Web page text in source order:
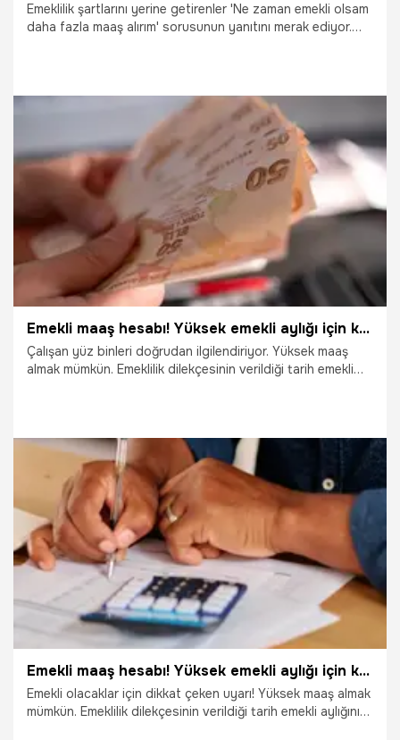
Emeklilik şartlarını yerine getirenler 'Ne zaman emekli olsam
daha fazla maaş alırım' sorusunun yanıtını merak ediyor.
yılında emeklilik zamanı dolmasına rağmen 2025'i beklemek
mi, yoksa hemen emekli olmak mı avantajlı? Hesap ortada.
Güncelleme katsayısı farkı sebebiyle hangi yıl öne çıkıyor?
İşte cevabı...
18.08.2024 Çalışma Hayatı
Emekli maaş hesabı! Yüksek emekli aylığı için kritik formül, yapan daha fazla maaş alıyor
Çalışan yüz binleri doğrudan ilgilendiriyor. Yüksek maaş
almak mümkün. Emeklilik dilekçesinin verildiği tarih emekli
6.06.2024 Çalışma Hayatı
Emekli maaş hesabı! Yüksek emekli aylığı için kritik uyarı: Tarihleri kaçırmayın
Emekli olacaklar için dikkat çeken uyarı! Yüksek maaş almak
mümkün. Emeklilik dilekçesinin verildiği tarih emekli aylığını